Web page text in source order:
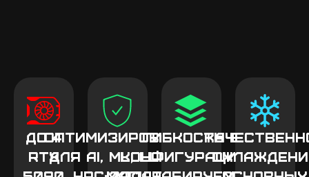
До 4
RTX
Оптимизировано
для AI, ML, LLM и
Гибкость в
конфигурации и